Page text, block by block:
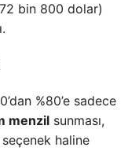
bin 800 dolar)
%80’e sadece
menzil sunması,
haline